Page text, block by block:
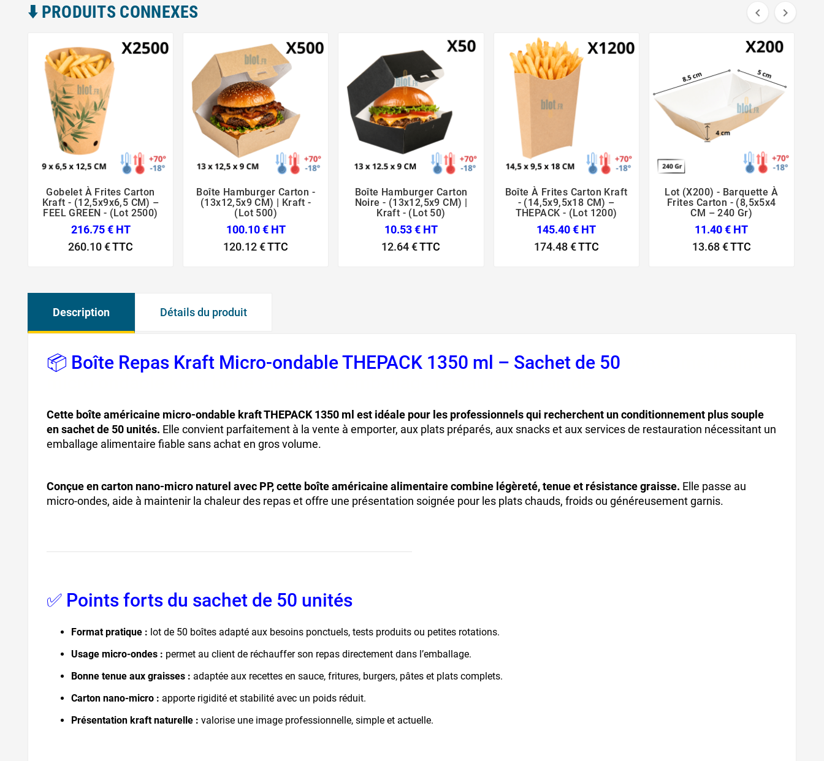
⬇️​ PRODUITS CONNEXES  
  
Gobelet À Frites Carton
Kraft - (12,5x9x6,5 CM) –
FEEL GREEN - (Lot 2500)
216.75 € HT
260.10 €TTC
  
Boîte Hamburger Carton -
(13x12,5x9 CM) | Kraft -
(Lot 500)
100.10 € HT
120.12 €TTC
  
Boîte Hamburger Carton
Noire - (13x12,5x9 CM) |
Kraft - (Lot 50)
10.53 € HT
12.64 €TTC
  
Boîte À Frites Carton Kraft
- (14,5x9,5x18 CM) –
THEPACK - (Lot 1200)
145.40 € HT
174.48 €TTC
  
Lot (x200) - Barquette À
Frites Carton - (8,5x5x4
CM – 240 Gr)
11.40 € HT
13.68 €TTC
Description Détails du produit
📦 Boîte Repas Kraft Micro-ondable THEPACK 1350 ml – Sachet de 50
Cette boîte américaine micro-ondable kraft THEPACK 1350 ml est idéale pour les professionnels qui recherchent un conditionnement plus souple
en sachet de 50 unités. Elle convient parfaitement à la vente à emporter, aux plats préparés, aux snacks et aux services de restauration nécessitant un
emballage alimentaire fiable sans achat en gros volume.
Conçue en carton nano-micro naturel avec PP, cette boîte américaine alimentaire combine légèreté, tenue et résistance graisse. Elle passe au
micro-ondes, aide à maintenir la chaleur des repas et offre une présentation soignée pour les plats chauds, froids ou généreusement garnis.
✅ Points forts du sachet de 50 unités
Format pratique : lot de 50 boîtes adapté aux besoins ponctuels, tests produits ou petites rotations.
Usage micro-ondes : permet au client de réchauffer son repas directement dans l’emballage.
Bonne tenue aux graisses : adaptée aux recettes en sauce, fritures, burgers, pâtes et plats complets.
Carton nano-micro : apporte rigidité et stabilité avec un poids réduit.
Présentation kraft naturelle : valorise une image professionnelle, simple et actuelle.